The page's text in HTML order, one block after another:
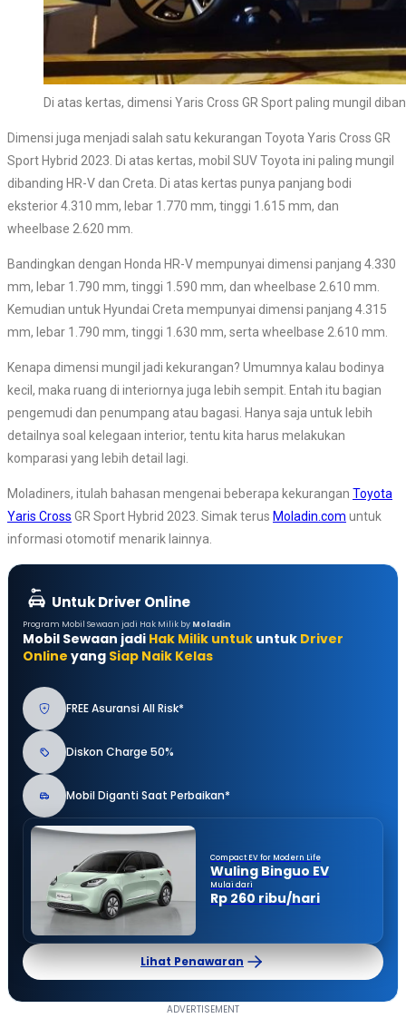
Di atas kertas, dimensi Yaris Cross GR Sport paling mungil
Dimensi juga menjadi salah satu kekurangan Toyota Yaris Cross GR
Sport Hybrid 2023. Di atas kertas, mobil SUV Toyota ini paling mungil
dibanding HR-V dan Creta. Di atas kertas punya panjang bodi
eksterior 4.310 mm, lebar 1.770 mm, tinggi 1.615 mm, dan
wheelbase 2.620 mm.
Bandingkan dengan Honda HR-V mempunyai dimensi panjang 4.330
mm, lebar 1.790 mm, tinggi 1.590 mm, dan wheelbase 2.610 mm.
Kemudian untuk Hyundai Creta mempunyai dimensi panjang 4.315
mm, lebar 1.790 mm, tinggi 1.630 mm, serta wheelbase 2.610 mm.
Kenapa dimensi mungil jadi kekurangan? Umumnya kalau bodinya
kecil, maka ruang di interiornya juga lebih sempit. Entah itu bagian
pengemudi dan penumpang atau bagasi. Hanya saja untuk lebih
detailnya soal kelegaan interior, tentu kita harus melakukan
komparasi yang lebih detail lagi.
Moladiners, itulah bahasan mengenai beberapa kekurangan Toyota
Yaris Cross GR Sport Hybrid 2023. Simak terus Moladin.com untuk
informasi otomotif menarik lainnya.
Untuk Driver Online
Program Mobil Sewaan jadi Hak Milik by Moladin
Mobil Sewaan jadi Hak Milik untuk untuk Driver
Online yang Siap Naik Kelas
FREE Asuransi All Risk*
Diskon Charge 50%
Mobil Diganti Saat Perbaikan*
Compact EV for Modern Life
Wuling Binguo EV
Mulai dari
Rp 260 ribu/hari
Lihat Penawaran